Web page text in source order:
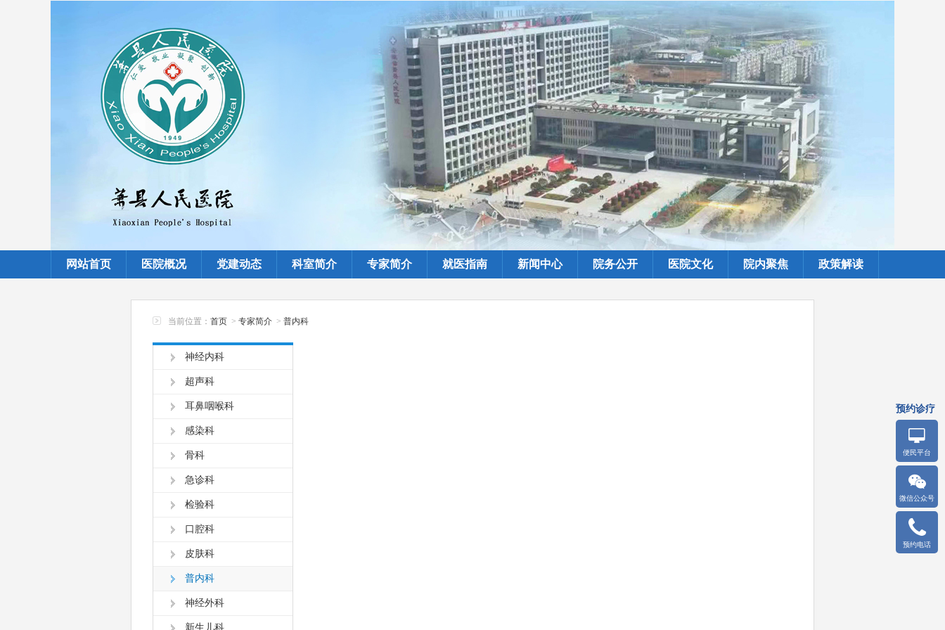
网站首页 医院概况 党建动态 科室简介 专家简介 就医指南 新闻中心 院务公开 医院文化 院内聚焦 政策解读
当前位置： 首页 > 专家简介 > 普内科
神经内科
超声科
耳鼻咽喉科
感染科
骨科
急诊科
检验科
口腔科
皮肤科
普内科
神经外科
新生儿科
预约诊疗
便民平台
微信公众号
预约电话